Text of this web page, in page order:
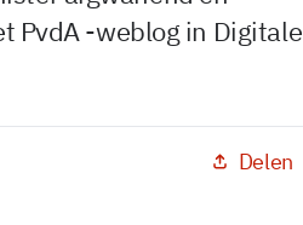
PvdA -weblog in Digitale
Delen